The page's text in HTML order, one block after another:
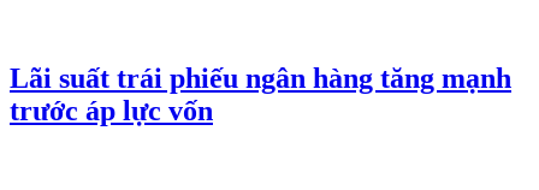
Lãi suất trái phiếu ngân hàng tăng mạnh
trước áp lực vốn